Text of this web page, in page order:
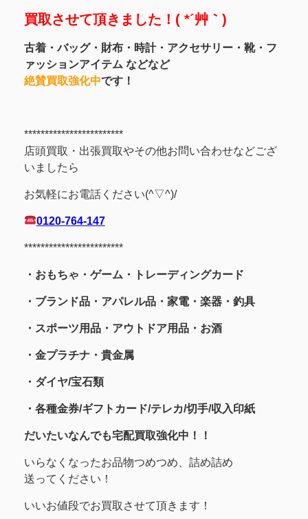
買取させて頂きました！( *´艸｀)
古着・バッグ・財布・時計・アクセサリー・靴・フ
ァッションアイテム などなど
絶賛買取強化中です！
************************
店頭買取・出張買取やその他お問い合わせなどござ
いましたら
お気軽にお電話ください(^▽^)/
0120-764-147
************************
・おもちゃ・ゲーム・トレーディングカード
・ブランド品・アパレル品・家電・楽器・釣具
・スポーツ用品・アウトドア用品・お酒
・金プラチナ・貴金属
・ ダイヤ/宝石類
・各種金券/ギフトカード/テレカ/切手/収入印紙
だいたいなんでも宅配買取強化中！！
いらなくなったお品物つめつめ、詰め詰め
送ってください！
いいお値段でお買取させて頂きます！